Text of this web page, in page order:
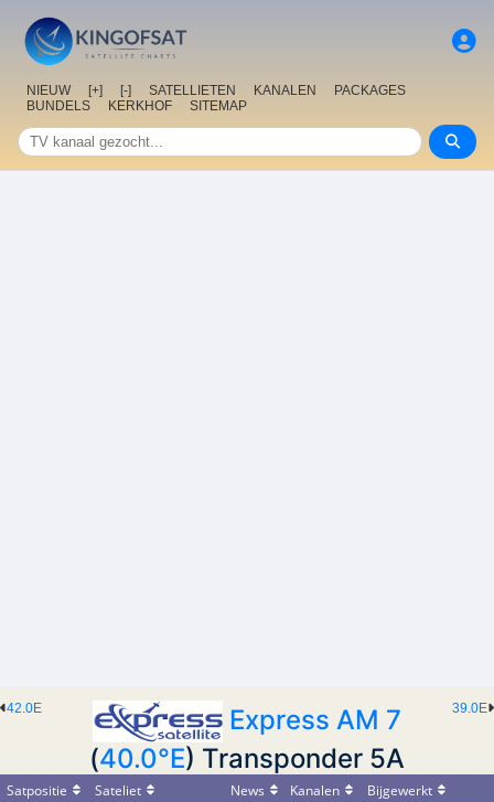
NIEUW [+] [-] SATELLIETEN KANALEN
PACKAGES
BUNDELS
KERKHOF SITEMAP
39.0E
42.0E
Express AM 7
(40.0°E) Transponder 5A
Satpositie Sateliet News Kanalen
Bijgewerkt